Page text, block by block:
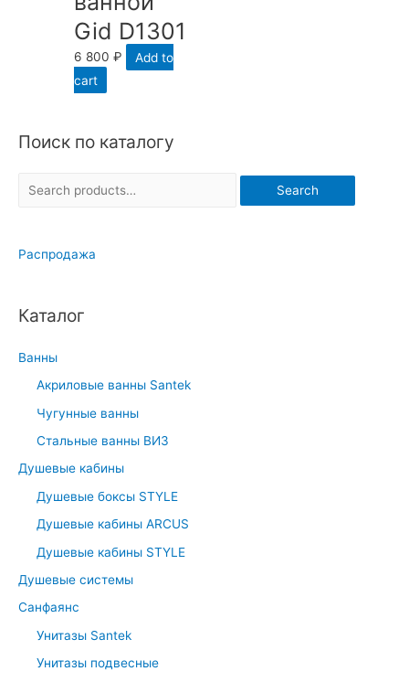
Поиск по каталогу
r
h
o
Search
Распродажа
Каталог
Ванны
Акриловые ванны Santek
Чугунные ванны
Стальные ванны ВИЗ
Душевые кабины
Душевые боксы STYLE
Душевые кабины ARCUS
Душевые кабины STYLE
Душевые системы
Санфаянс
Унитазы Santek
Унитазы подвесные
Gid D1301
6 800₽
Add to
cart